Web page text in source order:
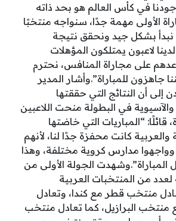
في كأس العالم هو بحد ذاته
الأولى مهمة جدًا، سنواجه منتخبًا
نبدأ بشكل جيد ونحقق نتيجة
لاعبون يمتلكون المؤهلات
على مجاراة المنافس، نحترم
جاهزون للمباراة”.وأشار المدير
إلى أن النتائج التي حققتها
والآسيوية في البطولة منحت اللاعبين
قائلًا: “المباريات التي خاضتها
والعربية كانت محفزة جدًا لنا، لأنهم
مدارس كروية مختلفة، وهذا
المباراة”.وشهدت الجولة الأولى من
لعدد من المنتخبات العربية
منتخب قطر مع كندا، وتعادل
البرازيل، كما تعادل منتخب